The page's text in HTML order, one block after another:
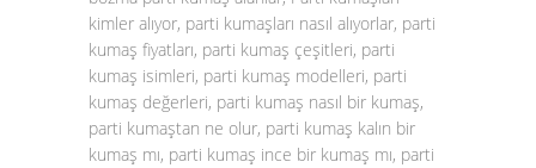
kimler alıyor, parti kumaşları nasıl alıyorlar, parti
kumaş fiyatları, parti kumaş çeşitleri, parti
kumaş isimleri, parti kumaş modelleri, parti
kumaş değerleri, parti kumaş nasıl bir kumaş,
parti kumaştan ne olur, parti kumaş kalın bir
kumaş mı, parti kumaş ince bir kumaş mı, parti